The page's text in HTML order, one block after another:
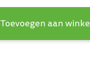
Toevoegen aan